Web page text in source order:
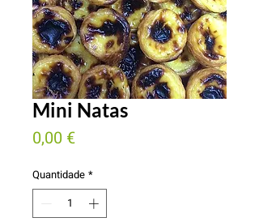
Mini Natas
0,00 €Preço
Quantidade *